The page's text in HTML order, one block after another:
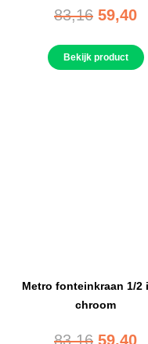
83,16 59,40
Bekijk product
Metro fonteinkraan 1/2
chroom
83,16 59,40